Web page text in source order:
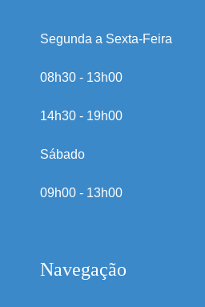
Segunda a Sexta-Feira
08h30 - 13h00
14h30 - 19h00
Sábado
09h00 - 13h00
Navegação